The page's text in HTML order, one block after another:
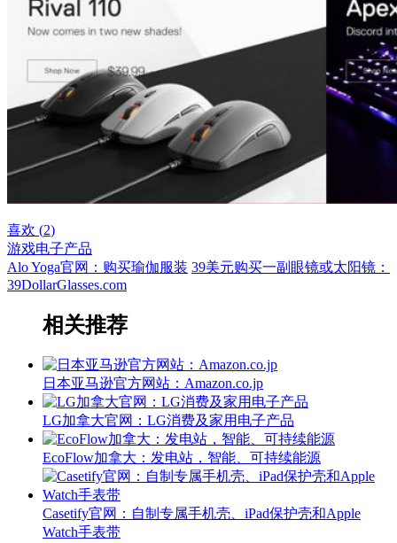
喜欢 (2)
游戏电子产品
Alo Yoga官网：购买瑜伽服装 39美元购买一副眼镜或太阳镜：
39DollarGlasses.com
相关推荐
日本亚马逊官方网站：Amazon.co.jp
LG加拿大官网：LG消费及家用电子产品
EcoFlow加拿大：发电站，智能、可持续能源
Casetify官网：自制专属手机壳、iPad保护壳和Apple
Watch手表带